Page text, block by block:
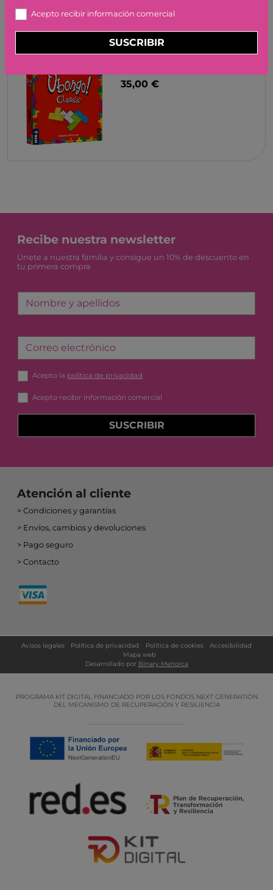
35,00 €
Recibe nuestra newsletter
Únete a nuestra familia y consigue un 10% de descuento en
tu primera compra
Nombre y apellidos
Correo electrónico
Acepto la política de privacidad
Acepto recibir información comercial
SUSCRIBIR
Atención al cliente
Condiciones y garantías
Envíos, cambios y devoluciones
Pago seguro
Contacto
Avisos legales Política de privacidad Política de cookies
Accesibilidad
Mapa web
Desarrollado por Binary Menorca
PROGRAMA KIT DIGITAL FINANCIADO POR LOS FONDOS NEXT GENERATION
DEL MECANISMO DE RECUPERACIÓN Y RESILIENCIA
Acepto recibir información comercial
SUSCRIBIR